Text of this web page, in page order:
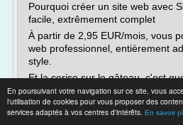
En poursuivant votre navigation sur ce site, vous
l'utilisation de cookies pour vous proposer des
services adaptés à vos centres d'intérêts. En savoir
Pourquoi créer un site web avec
facile, extrêmement complet
À partir de 2,95 EUR/mois, vous
web professionnel, entièrement
style.
Et la cerise sur le gâteau, c'est
d'aucune connaissance en
142 modèles uniques